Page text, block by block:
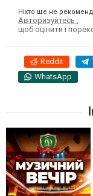
Ніхто ще не
Авторизуйтесь
щоб оцінити і
Reddit
WhatsApp